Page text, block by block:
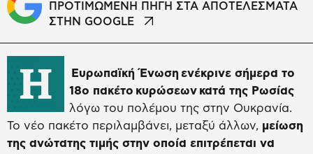
ΠΡΟΤΙΜΩΜΕΝΗ ΠΗΓΗ ΣΤΑ ΑΠΟΤΕΛΕΣΜΑΤΑ
ΣΤΗΝ GOOGLE
Η
Ευρωπαϊκή Ένωση ενέκρινε σήμερα το
18ο πακέτο κυρώσεων κατά της Ρωσίας
λόγω του πολέμου της στην Ουκρανία.
Το νέο πακέτο περιλαμβάνει, μεταξύ άλλων, μείωση
της ανώτατης τιμής στην οποία επιτρέπεται να